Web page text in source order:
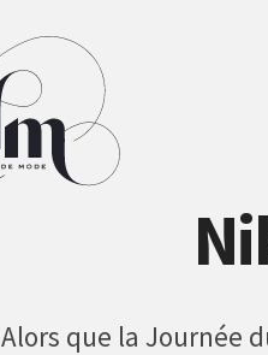
Alors que la Journée